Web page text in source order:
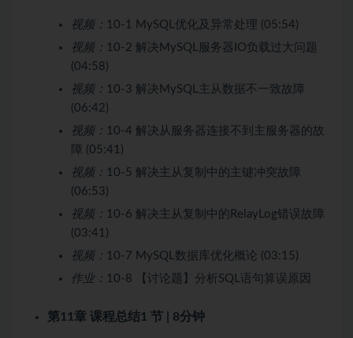
视频： 10-1 MySQL优化及异常处理 (05:54)
视频： 10-2 解决MySQL服务器IO负载过大问题
(04:58)
视频： 10-3 解决MySQL主从数据不一致故障
(06:42)
视频： 10-4 解决从服务器连接不到主服务器的故
障 (05:41)
视频： 10-5 解决主从复制中的主键冲突故障
(06:53)
视频： 10-6 解决主从复制中的RelayLog错误故障
(03:41)
视频： 10-7 MySQL数据库优化概论 (03:15)
作业： 10-8 【讨论题】分析SQL语句算误原因
第11章 课程总结1 节 | 8分钟